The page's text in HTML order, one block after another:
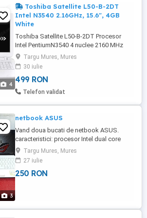
4
Toshiba Satellite L50-B-2DT
Intel N3540 2.16GHz, 15.6", 4GB
White
Toshiba Satellite L50-B-2DT Procesor
Intel PentiumN3540 4 nuclee 2160 MHz
Turbo Boost 2660 MHz Cache 2048 KB
Procesor grafic integrat Intel HD Graphics
Diagonala display 15.6 inch HD LED Anti-
Reflective Rezolutie 1366 x 768 Capacitate
memorie 4 GB DDR3 Frecventa 1333 MHz
Targu Mures, Mures
30 iulie
499 RON
Telefon validat
3
netbook ASUS
Vand doua bucati de netbook ASUS.
caracteristici: procesor Intel dual core
memorie 2 GB RAM, display 12" LED,
camera web,wireles, cititor de
carduri,USB,etc. Pret 250 lei bucata. !!! NU
RASPUND LA SMS-URI SI MESAJE !!! doar
Targu Mures, Mures
27 iulie
250 RON